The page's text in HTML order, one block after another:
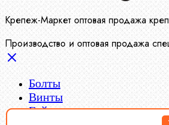
Крепеж-Маркет оптовая продажа
Производство и оптовая продажа
Болты
Винты
Гайки